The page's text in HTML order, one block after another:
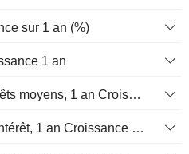
sur 1 an (%)
1 an
Actifs productifs d'intérêts moyens, 1 an Croissance en %
Passif moyen portant intérêt, 1 an Croissance en %